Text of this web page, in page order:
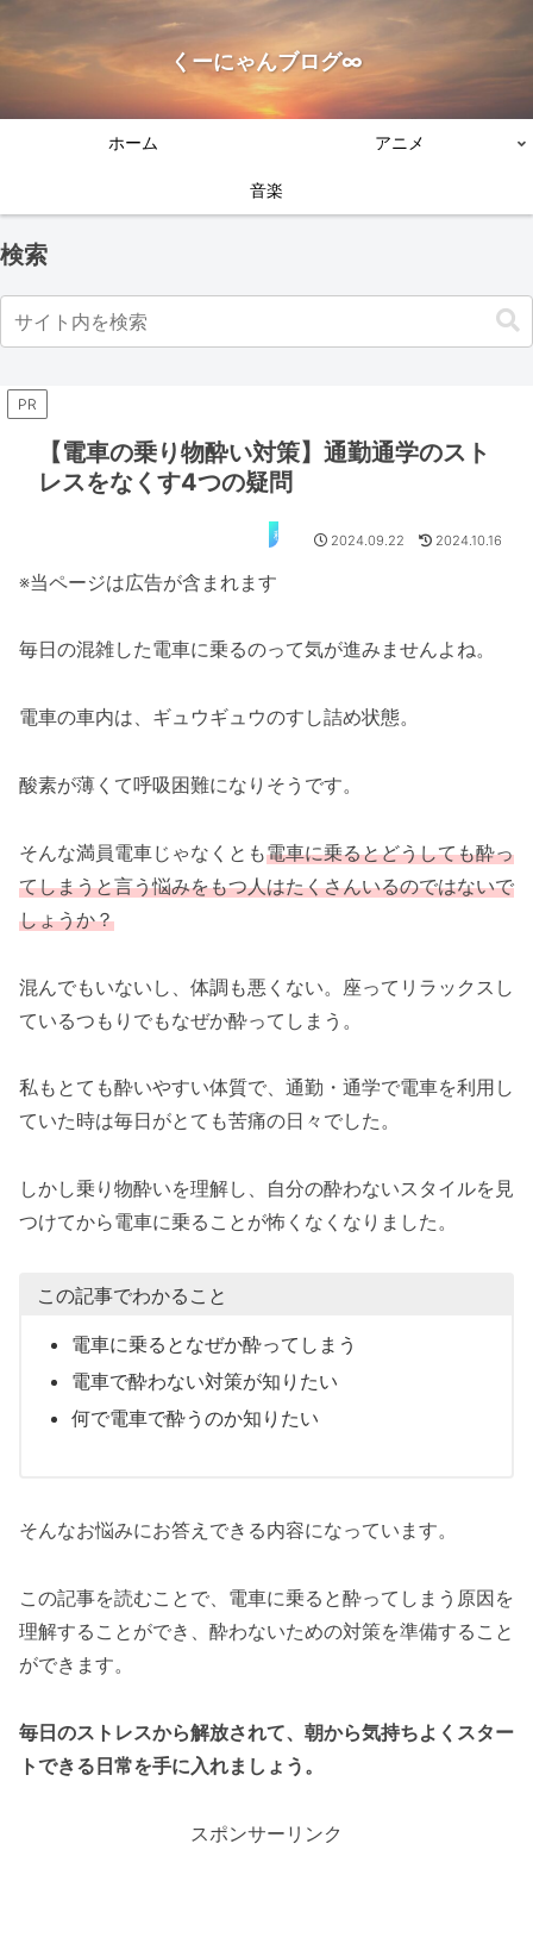
くーにゃんブログ∞
ホーム アニメ
音楽
検索
PR
【電車の乗り物酔い対策】通勤通学のスト
レスをなくす4つの疑問
移動用3 2024.09.22 2024.10.16
※当ページは広告が含まれます
毎日の混雑した電車に乗るのって気が進みませんよね。
電車の車内は、ギュウギュウのすし詰め状態。
酸素が薄くて呼吸困難になりそうです。
そんな満員電車じゃなくとも電車に乗るとどうしても酔っ
てしまうと言う悩みをもつ人はたくさんいるのではないで
しょうか？
混んでもいないし、体調も悪くない。座ってリラックスし
ているつもりでもなぜか酔ってしまう。
私もとても酔いやすい体質で、通勤・通学で電車を利用し
ていた時は毎日がとても苦痛の日々でした。
しかし乗り物酔いを理解し、自分の酔わないスタイルを見
つけてから電車に乗ることが怖くなくなりました。
この記事でわかること
電車に乗るとなぜか酔ってしまう
電車で酔わない対策が知りたい
何で電車で酔うのか知りたい
そんなお悩みにお答えできる内容になっています。
この記事を読むことで、電車に乗ると酔ってしまう原因を
理解することができ、酔わないための対策を準備すること
ができます。
毎日のストレスから解放されて、朝から気持ちよくスター
トできる日常を手に入れましょう。
スポンサーリンク